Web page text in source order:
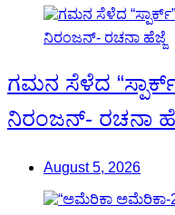
ಗಮನ ಸೆಳೆದ
ನಿರಂಜನ್- ರಚನಾ
August 5, 2026